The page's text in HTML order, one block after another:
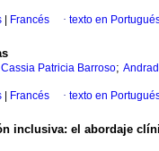
Francés · texto en
Cassia Patricia Barroso;
Francés · texto en
inclusiva: el abordaje